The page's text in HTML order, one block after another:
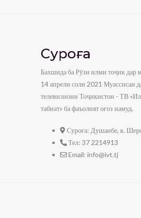
Суроға
Бахшида ба Рӯзи илми тоҷик дар
14 апрели соли 2021 Муассисаи
телевизиони Тоҷикистон - ТВ
табиат» ба фаъолият оғоз намуд.
Суроға: Душанбе, к.
Тел: 37 2214913
Email: info@ivt.tj